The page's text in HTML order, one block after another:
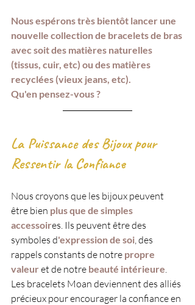
Nous espérons très bientôt lancer une
nouvelle collection de bracelets de bras
avec soit des matières naturelles
(tissus, cuir, etc) ou des matières
recyclées (vieux jeans, etc).
Qu'en pensez-vous ?
La Puissance des Bijoux pour
Ressentir la Confiance
Nous croyons que les bijoux peuvent
être bien plus que de simples
accessoires. Ils peuvent être des
symboles d'expression de soi , des
rappels constants de notre propre
valeur et de notre beauté intérieure
Les bracelets Moan deviennent des alliés
précieux pour encourager la confiance en